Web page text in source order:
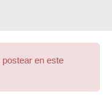
postear en este